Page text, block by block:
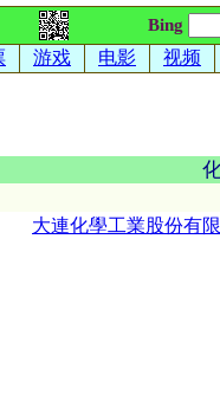
Bing
游戏 电影 视频
大連化學工業股份有